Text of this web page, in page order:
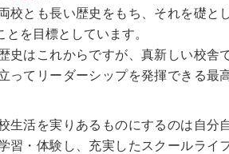
校とも長い歴史をもち、それを礎と
を目標としています。
史はこれからですが、真新しい校舎
ってリーダーシップを発揮できる最
生活を実りあるものにするのは自分
習・体験し、充実したスクールライ